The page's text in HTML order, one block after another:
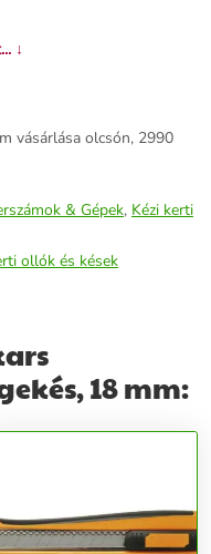
↓
vásárlása olcsón, 2990
& Gépek, Kézi kerti
ollók és kések
18 mm: